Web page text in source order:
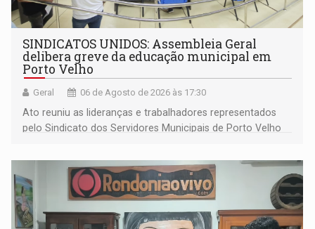
SINDICATOS UNIDOS: Assembleia Geral
delibera greve da educação municipal em
Porto Velho
Geral 06 de Agosto de 2026 às 17:30
Ato reuniu as lideranças e trabalhadores representados
pelo Sindicato dos Servidores Municipais de Porto Velho